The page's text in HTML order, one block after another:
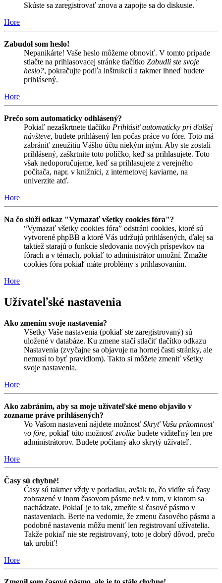
Skúste sa zaregistrovať znova a zapojte sa do diskusie.
Hore
Zabudol som heslo!
Nepanikárte! Vaše heslo môžeme obnoviť. V tomto prípade
stlačte na prihlasovacej stránke tlačítko Zabudli ste svoje
heslo?, pokračujte podľa inštrukcií a takmer ihneď budete
prihlásený.
Hore
Prečo som automaticky odhlásený?
Pokiaľ nezaškrtnete tlačítko Prihlásiť automaticky pri ďalšej
návšteve, budete prihlásený len počas práce vo fóre. Toto má
zabrániť zneužitiu Vášho účtu niekým iným. Aby ste zostali
prihlásený, zaškrtnite toto políčko, keď sa prihlasujete. Toto
však nedoporučujeme, keď sa prihlasujete z verejného
počítača, napr. v knižnici, z internetovej kaviarne, na
univerzite atď.
Hore
Na čo slúži odkaz "Vymazať všetky cookies fóra"?
“Vymazať všetky cookies fóra” odstráni cookies, ktoré sú
vytvorené phpBB a ktoré Vás udržujú prihlásených, ďalej sa
taktiež starajú o funkcie sledovania nových príspevkov na
fórach a v témach, pokiaľ to administrátor umožní. Zmažte
cookies fóra pokiaľ máte problémy s prihlasovaním.
Hore
Užívateľské nastavenia
Ako zmením svoje nastavenia?
Všetky Vaše nastavenia (pokiaľ ste zaregistrovaný) sú
uložené v databáze. Ku zmene stačí stlačiť tlačítko odkazu
Nastavenia (zvyčajne sa objavuje na hornej časti stránky, ale
nemusí to byť pravidlom). Takto si môžete zmeniť všetky
svoje nastavenia.
Hore
Ako zabránim, aby sa moje užívateľské meno objavilo v
zozname práve prihlásených?
Vo Vašom nastavení nájdete možnosť Skryť Vašu prítomnosť
vo fóre, pokiaľ túto možnosť zvolíte budete viditeľný len pre
administrátorov. Budete počítaný ako skrytý užívateľ.
Hore
Časy sú chybné!
Časy sú takmer vždy v poriadku, avšak to, čo vidíte sú časy
zobrazené v inom časovom pásme než v tom, v ktorom sa
nachádzate. Pokiaľ je to tak, zmeňte si časové pásmo v
nastaveniach. Berte na vedomie, že zmenu časového pásma a
podobné nastavenia môžu meniť len registrovaní užívatelia.
Takže pokiaľ nie ste registrovaný, toto je dobrý dôvod, prečo
tak urobiť!
Hore